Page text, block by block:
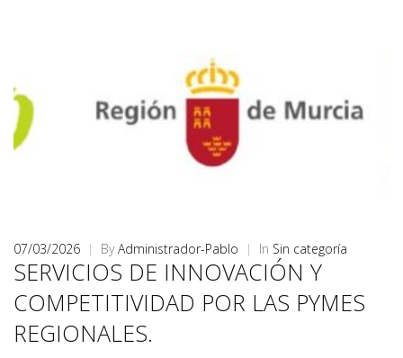
07/03/2026 | ByAdministrador-Pablo | In Sin categoría
SERVICIOS DE INNOVACIÓN Y
COMPETITIVIDAD POR LAS PYMES
REGIONALES.